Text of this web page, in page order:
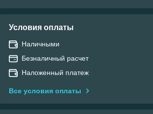
Условия оплаты
Наличными
Безналичный расчет
Наложенный платеж
Все условия оплаты